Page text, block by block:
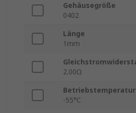
Gehäusegröße
0402
Länge
1mm
2.00Ω
-55°C